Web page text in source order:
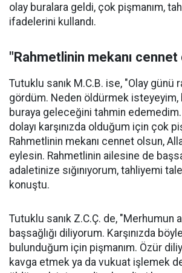
olay buralara geldi, çok pişmanım,
ifadelerini kullandı.
"Rahmetlinin mekanı cennet
Tutuklu sanık M.C.B. ise, "Olay günü
gördüm. Neden öldürmek isteyeyim,
buraya geleceğini tahmin
dolayı karşınızda olduğum için çok
Rahmetlinin mekanı cennet olsun,
eylesin. Rahmetlinin ailesine de
adaletinize sığınıyorum, tahliyemi
konuştu.
Tutuklu sanık Z.C.Ç. de, "Merhumun
başsağlığı diliyorum. Karşınızda
bulunduğum için pişmanım. Özür
kavga etmek ya da vukuat işlemek